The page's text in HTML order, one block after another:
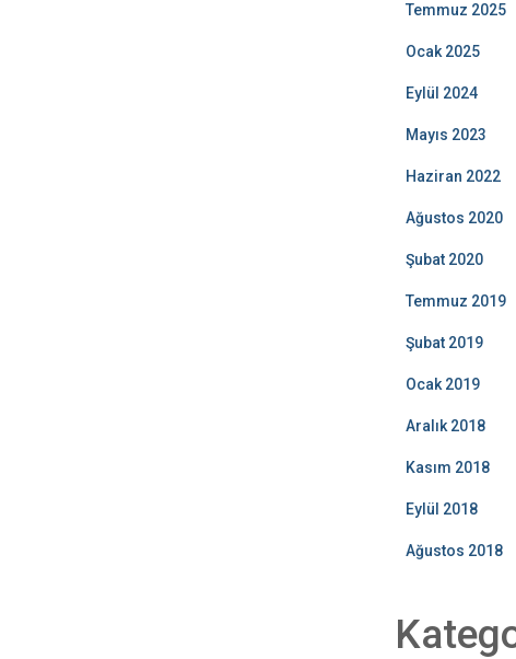
Temmuz 2025
Ocak 2025
Eylül 2024
Mayıs 2023
Haziran 2022
Ağustos 2020
Şubat 2020
Temmuz 2019
Şubat 2019
Ocak 2019
Aralık 2018
Kasım 2018
Eylül 2018
Ağustos 2018